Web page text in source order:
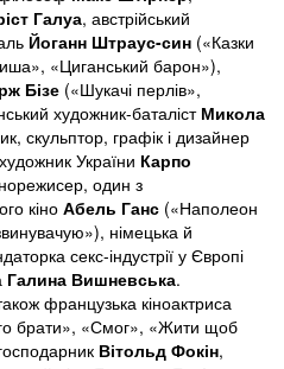
Галуа, австрійський
Йоганн Штраус-син («Казки
«Циганський барон»),
Бізе («Шукачі перлів»,
художник-баталіст Микола
скульптор, графік і дизайнер
України Карпо
один з
кіно Абель Ганс («Наполеон
німецька й
секс-індустрії у Європі
Галина Вишневська.
французька кіноактриса
брати», «Смог», «Жити щоб
Вітольд Фокін,